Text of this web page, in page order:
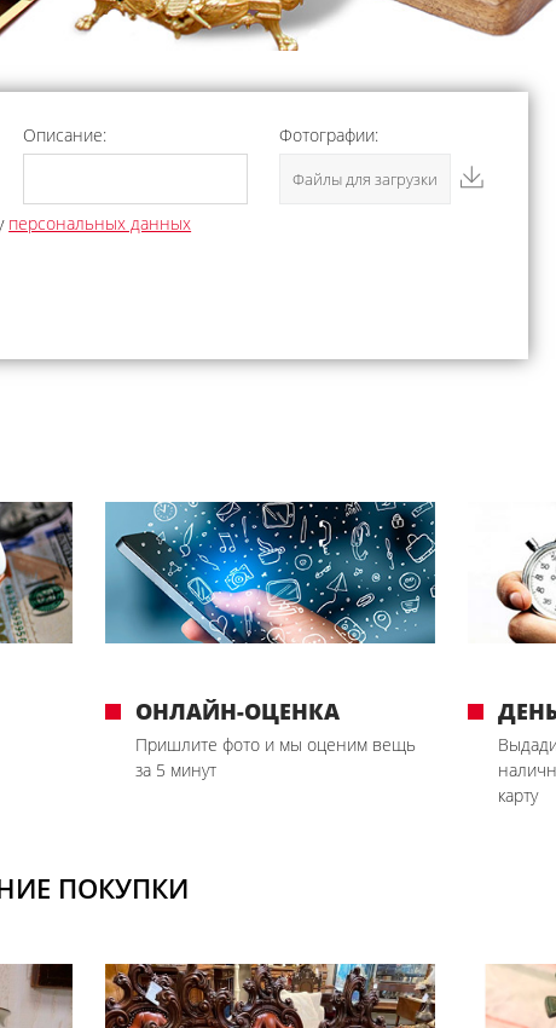
Описание: Фотографии:
Файлы для загрузки
персональных данных
ОНЛАЙН-ОЦЕНКА
Пришлите фото и мы оценим вещь
за 5 минут
карту
ПОКУПКИ